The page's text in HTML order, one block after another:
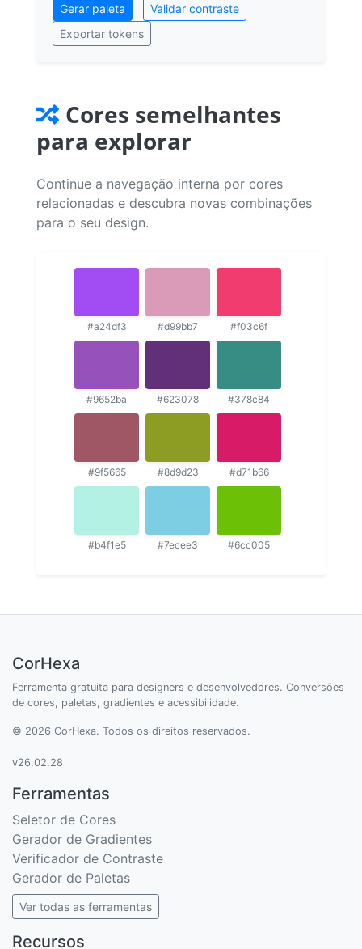
Gerar paleta
Validar contraste
Exportar tokens
Cores semelhantes
para explorar
Continue a navegação interna por cores
relacionadas e descubra novas combinações
para o seu design.
#a24df3 #d99bb7 #f03c6f
#9652ba #623078 #378c84
#9f5665 #8d9d23 #d71b66
#b4f1e5 #7ecee3 #6cc005
CorHexa
Ferramenta gratuita para designers e desenvolvedores. Conversões
de cores, paletas, gradientes e acessibilidade.
© 2026 CorHexa. Todos os direitos reservados.
v26.02.28
Ferramentas
Seletor de Cores
Gerador de Gradientes
Verificador de Contraste
Gerador de Paletas
Ver todas as ferramentas
Recursos